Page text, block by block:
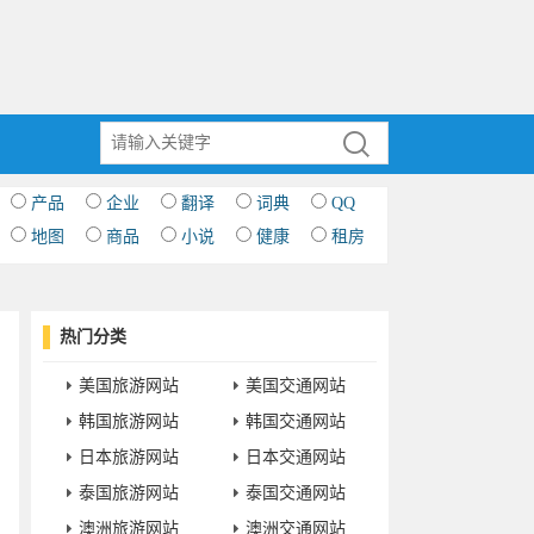
产品 企业 翻译 词典
QQ
地图
商品 小说 健康 租房
热门分类
美国旅游网站
美国交通网站
韩国旅游网站
韩国交通网站
日本旅游网站
日本交通网站
泰国旅游网站
泰国交通网站
澳洲旅游网站
澳洲交通网站